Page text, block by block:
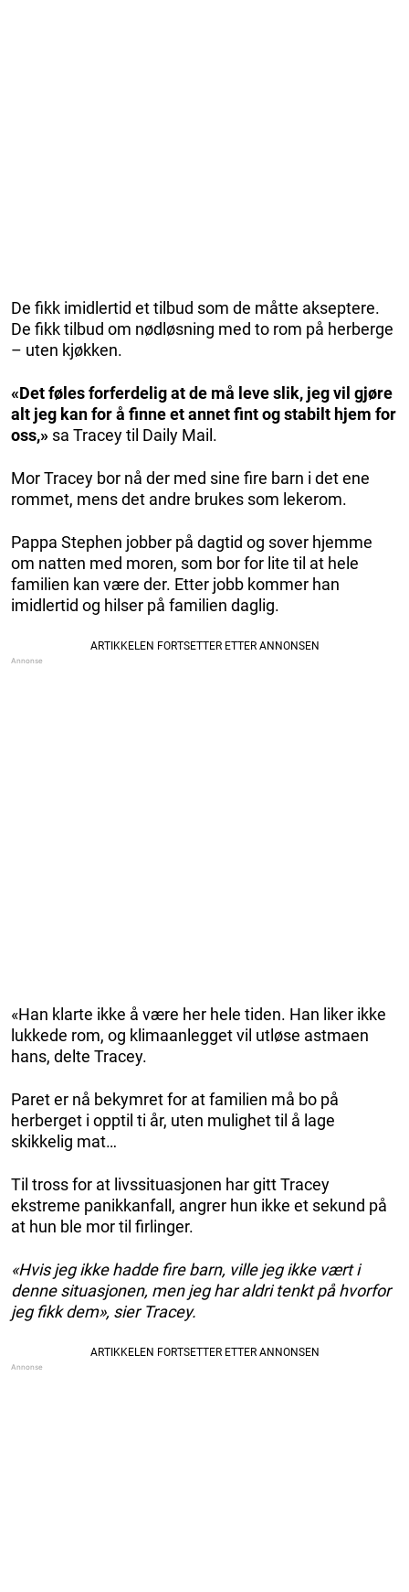
De fikk imidlertid et tilbud som de måtte akseptere.
De fikk tilbud om nødløsning med to rom på herberge
– uten kjøkken.
«Det føles forferdelig at de må leve slik, jeg vil gjøre
alt jeg kan for å finne et annet fint og stabilt hjem for
oss,» sa Tracey til Daily Mail.
Mor Tracey bor nå der med sine fire barn i det ene
rommet, mens det andre brukes som lekerom.
Pappa Stephen jobber på dagtid og sover hjemme
om natten med moren, som bor for lite til at hele
familien kan være der. Etter jobb kommer han
imidlertid og hilser på familien daglig.
«Han klarte ikke å være her hele tiden. Han liker ikke
lukkede rom, og klimaanlegget vil utløse astmaen
hans, delte Tracey.
Paret er nå bekymret for at familien må bo på
herberget i opptil ti år, uten mulighet til å lage
skikkelig mat…
Til tross for at livssituasjonen har gitt Tracey
ekstreme panikkanfall, angrer hun ikke et sekund på
at hun ble mor til firlinger.
«Hvis jeg ikke hadde fire barn, ville jeg ikke vært i
denne situasjonen, men jeg har aldri tenkt på hvorfor
jeg fikk dem», sier Tracey.